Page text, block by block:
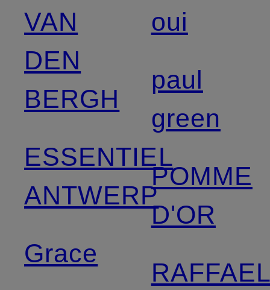
VAN
DEN
BERGH
ESSENTIEL
ANTWERP
Grace
oui
paul
green
POMME
D'OR